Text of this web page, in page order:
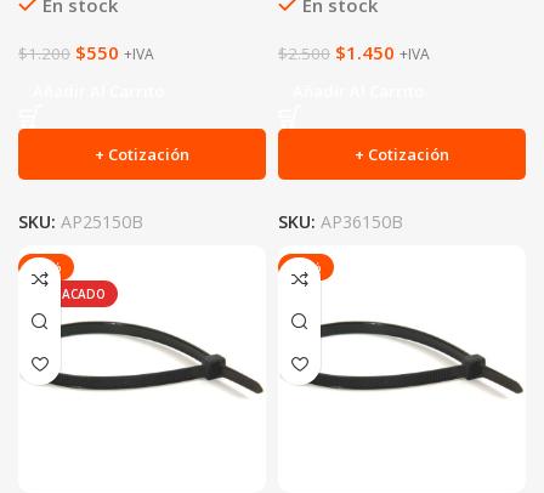
En stock
$1.200 $550 +IVA
+ Cotización
SKU: AP25150B
En stock
$2.500 $1.450 +IVA
+ Cotización
SKU: AP36150B
-25%
DESTACADO
-64%